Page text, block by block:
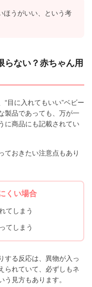
ほうがいい、という考
らない？赤ちゃん用
“目に入れてもいい”ベビー
製品であっても、万が一
に商品にも記載されてい
ておきたい注意点もあり
くい場合
てしまう
てしまう
する反応は、異物が入っ
られていて、必ずしもネ
見方もあります。